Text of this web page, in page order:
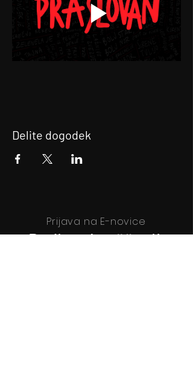
Delite dogodek
Prijava na E-novice
Bodite obveščeni!